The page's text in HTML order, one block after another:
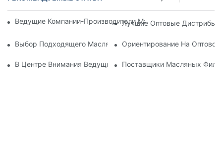
Ведущие Компании-Производители Масляных Фильтров:
Лучшие Оптовые
Выбор Подходящего Масляного Фильтра Для Вашей
Ориентирование На
В Центре Внимания Ведущие Производители Масляных
Поставщики Масляных